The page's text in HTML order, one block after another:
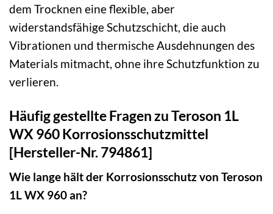
dem Trocknen eine flexible, aber
widerstandsfähige Schutzschicht, die auch
Vibrationen und thermische Ausdehnungen des
Materials mitmacht, ohne ihre Schutzfunktion zu
verlieren.
Häufig gestellte Fragen zu Teroson 1L
WX 960 Korrosionsschutzmittel
[Hersteller-Nr. 794861]
Wie lange hält der Korrosionsschutz von Teroson
1L WX 960 an?